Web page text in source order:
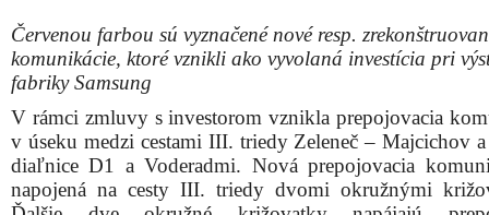
Červenou farbou sú vyznačené nové resp.
komunikácie, ktoré vznikli ako vyvolaná investícia pri
fabriky Samsung
V rámci zmluvy s investorom vznikla prepojovacia
v úseku medzi cestami III. triedy Zeleneč – Majcichov
diaľnice D1 a Voderadmi. Nová prepojovacia
napojená na cesty III. triedy dvomi okružnými